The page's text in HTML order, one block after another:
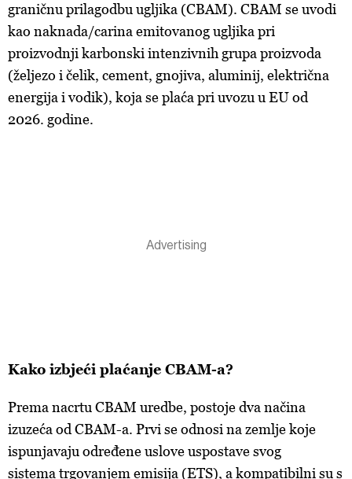
graničnu prilagodbu ugljika (CBAM). CBAM se uvodi
kao naknada/carina emitovanog ugljika pri
proizvodnji karbonski intenzivnih grupa proizvoda
(željezo i čelik, cement, gnojiva, aluminij, električna
energija i vodik), koja se plaća pri uvozu u EU od
2026. godine.
Kako izbjeći plaćanje CBAM-a?
Prema nacrtu CBAM uredbe, postoje dva načina
izuzeća od CBAM-a. Prvi se odnosi na zemlje koje
ispunjavaju određene uslove uspostave svog
sistema trgovanjem emisija (ETS), a kompatibilni su s